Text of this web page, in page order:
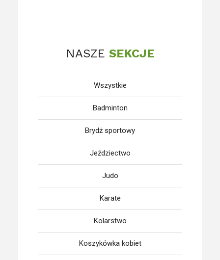
NASZE SEKCJE
Wszystkie
Badminton
Brydż sportowy
Jeździectwo
Judo
Karate
Kolarstwo
Koszykówka kobiet